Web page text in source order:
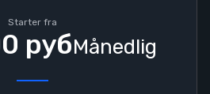
Starter fra
рубMånedlig